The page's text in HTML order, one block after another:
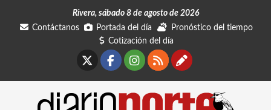
Rivera, sábado 8 de agosto de 2026
Contáctanos
Portada del día
Pronóstico del tiempo
Cotización del día
Facebook
Instagram
RSSContáctanos